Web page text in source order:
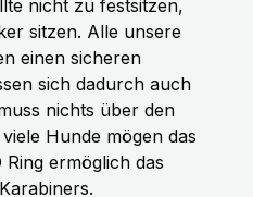
nicht zu festsitzen,
sitzen. Alle unsere
einen sicheren
sich dadurch auch
nichts über den
Hunde mögen das
ermöglich das